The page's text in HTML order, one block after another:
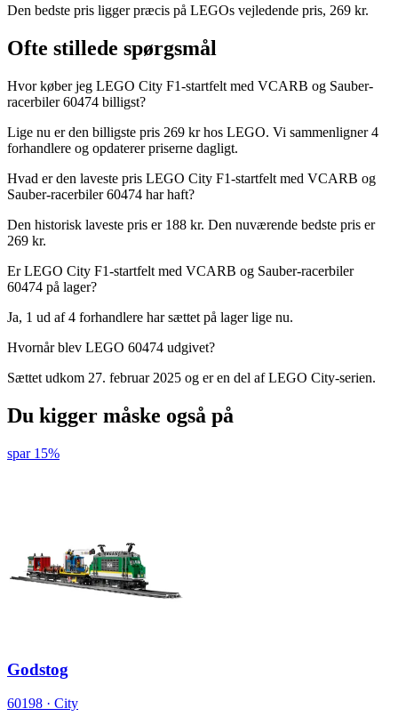
Den bedste pris ligger præcis på LEGOs vejledende pris, 269 kr.
Ofte stillede spørgsmål
Hvor køber jeg LEGO City F1-startfelt med VCARB og Sauber-
racerbiler 60474 billigst?
Lige nu er den billigste pris 269 kr hos LEGO. Vi sammenligner 4
forhandlere og opdaterer priserne dagligt.
Hvad er den laveste pris LEGO City F1-startfelt med VCARB og
Sauber-racerbiler 60474 har haft?
Den historisk laveste pris er 188 kr. Den nuværende bedste pris er
269 kr.
Er LEGO City F1-startfelt med VCARB og Sauber-racerbiler
60474 på lager?
Ja, 1 ud af 4 forhandlere har sættet på lager lige nu.
Hvornår blev LEGO 60474 udgivet?
Sættet udkom 27. februar 2025 og er en del af LEGO City-serien.
Du kigger måske også på
spar 15%
Godstog
60198 · City